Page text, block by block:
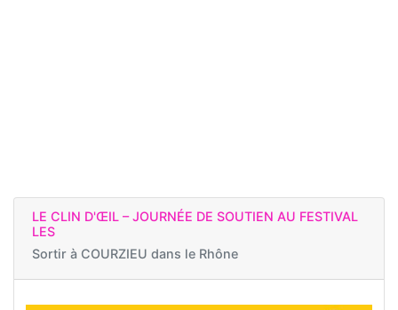
LE CLIN D'ŒIL – JOURNÉE DE SOUTIEN AU FESTIVAL
LES
Sortir à COURZIEU dans le Rhône